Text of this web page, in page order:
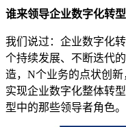
谁来领导企业数字化转型
我们说过：企业数字化
个持续发展、不断迭代
造，N个业务的点状创
实现企业数字化整体转
型中的那些领导者角色。